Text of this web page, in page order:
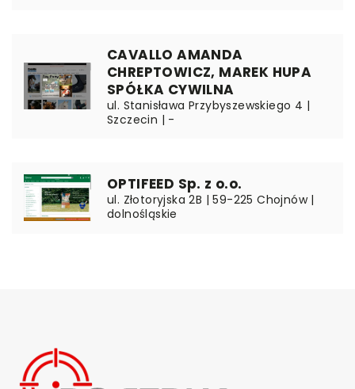
CAVALLO AMANDA
CHREPTOWICZ, MAREK HUPA
SPÓŁKA CYWILNA
ul. Stanisława Przybyszewskiego 4 |
Szczecin | -
OPTIFEED Sp. z o.o.
ul. Złotoryjska 2B | 59-225 Chojnów |
dolnośląskie